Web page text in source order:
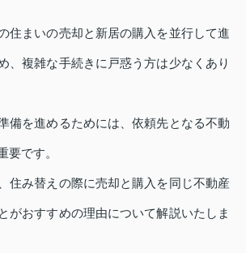
住まいの売却と新居の購入を並行して進
、複雑な手続きに戸惑う方は少なくあり
備を進めるためには、依頼先となる不動
要です。
住み替えの際に売却と購入を同じ不動産
がおすすめの理由について解説いたしま